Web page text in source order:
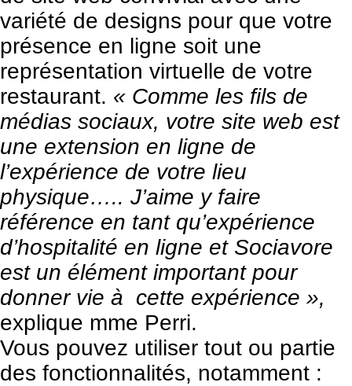
variété de designs pour que votre
présence en ligne soit une
représentation virtuelle de votre
restaurant. « Comme les fils de
médias sociaux, votre site web est
une extension en ligne de
l’expérience de votre lieu
physique….. J’aime y faire
référence en tant qu’expérience
d’hospitalité en ligne et Sociavore
est un élément important pour
donner vie à cette expérience »,
explique mme Perri.
Vous pouvez utiliser tout ou partie
des fonctionnalités, notamment :